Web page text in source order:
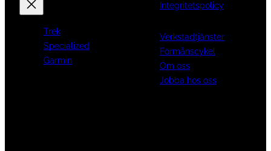
Trek
Specialized
Garmin
Integritetspolicy
Verkstadtjänster
Förmånscykel
Om oss
Jobba hos oss